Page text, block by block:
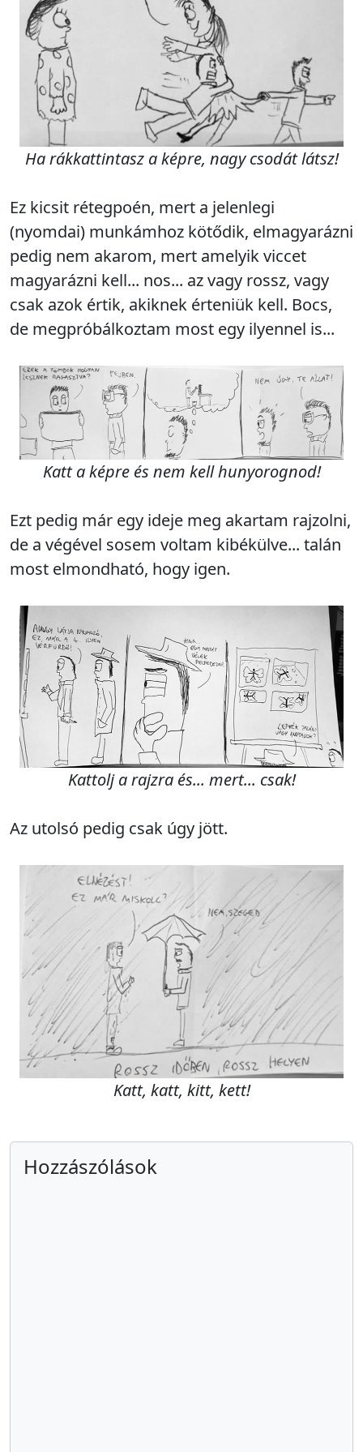
Ha rákkattintasz a képre, nagy csodát látsz!
Ez kicsit rétegpoén, mert a jelenlegi
(nyomdai) munkámhoz kötődik, elmagyarázni
pedig nem akarom, mert amelyik viccet
magyarázni kell... nos... az vagy rossz, vagy
csak azok értik, akiknek érteniük kell. Bocs,
de megpróbálkoztam most egy ilyennel is...
Katt a képre és nem kell hunyorognod!
Ezt pedig már egy ideje meg akartam rajzolni,
de a végével sosem voltam kibékülve... talán
most elmondható, hogy igen.
Kattolj a rajzra és... mert... csak!
Az utolsó pedig csak úgy jött.
Katt, katt, kitt, kett!
Hozzászólások